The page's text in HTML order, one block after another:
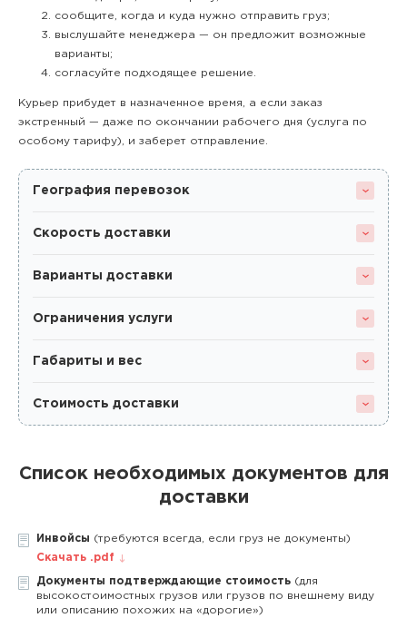
сообщите, когда и куда нужно отправить груз;
выслушайте менеджера — он предложит возможные
варианты;
согласуйте подходящее решение.
Курьер прибудет в назначенное время, а если заказ
экстренный — даже по окончании рабочего дня (услуга по
особому тарифу), и заберет отправление.
География перевозок
Скорость доставки
Варианты доставки
Ограничения услуги
Габариты и вес
Стоимость доставки
Список необходимых документов для
доставки
Инвойсы (требуются всегда, если груз не документы)
Скачать .pdf
Документы подтверждающие стоимость (для
высокостоимостных грузов или грузов по внешнему виду
или описанию похожих на «дорогие»)